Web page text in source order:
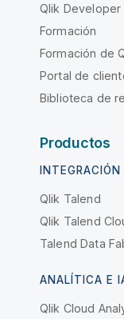
Qlik Developer
Formación
Formación de
Portal de
Biblioteca de
Productos
Qlik Talend
Qlik Talend
Talend Data
ANALÍTICA E
Qlik Cloud